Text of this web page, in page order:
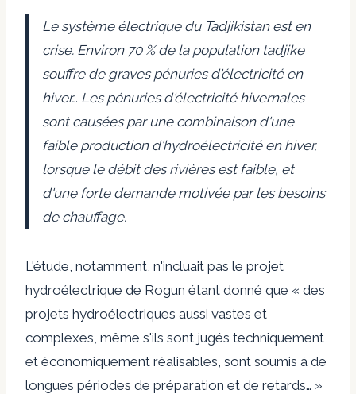
Le système électrique du Tadjikistan est en
crise. Environ 70 % de la population tadjike
souffre de graves pénuries d'électricité en
hiver… Les pénuries d'électricité hivernales
sont causées par une combinaison d'une
faible production d'hydroélectricité en hiver,
lorsque le débit des rivières est faible, et
d'une forte demande motivée par les besoins
de chauffage.
L'étude, notamment, n'incluait pas le projet
hydroélectrique de Rogun étant donné que « des
projets hydroélectriques aussi vastes et
complexes, même s'ils sont jugés techniquement
et économiquement réalisables, sont soumis à de
longues périodes de préparation et de retards… »